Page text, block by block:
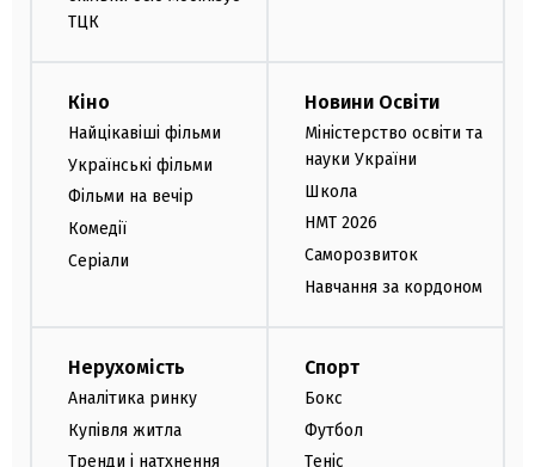
ТЦК
Кіно
Найцікавіші фільми
Українські фільми
Фільми на вечір
Комедії
Серіали
Новини Освіти
Міністерство освіти та
науки України
Школа
НМТ 2026
Саморозвиток
Навчання за кордоном
Нерухомість
Аналітика ринку
Купівля житла
Тренди і натхнення
Спорт
Бокс
Футбол
Теніс